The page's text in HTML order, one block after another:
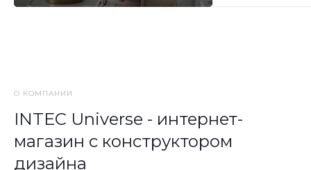
О КОМПАНИИ
INTEC Universe - интернет-
магазин с конструктором
дизайна